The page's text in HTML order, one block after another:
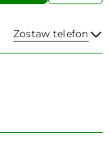
Zostaw telefon